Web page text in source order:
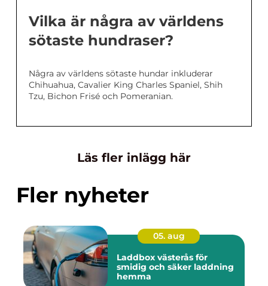
Vilka är några av världens
sötaste hundraser?
Några av världens sötaste hundar inkluderar
Chihuahua, Cavalier King Charles Spaniel, Shih
Tzu, Bichon Frisé och Pomeranian.
Läs fler inlägg här
Fler nyheter
05. aug
Laddbox västerås för
smidig och säker laddning
hemma